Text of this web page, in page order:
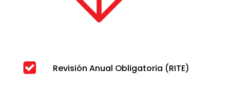
Revisión Anual Obligatoria (RITE)